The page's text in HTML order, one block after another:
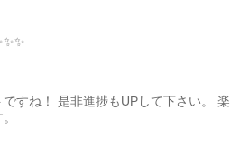
すね！ 是非進捗もUPして下さい。 楽